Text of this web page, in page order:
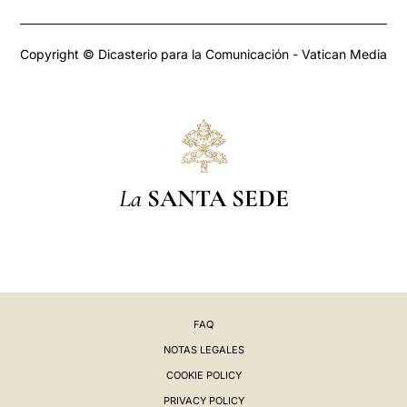
Copyright © Dicasterio para la Comunicación - Vatican Media
La SANTA SEDE
FAQ
NOTAS LEGALES
COOKIE POLICY
PRIVACY POLICY